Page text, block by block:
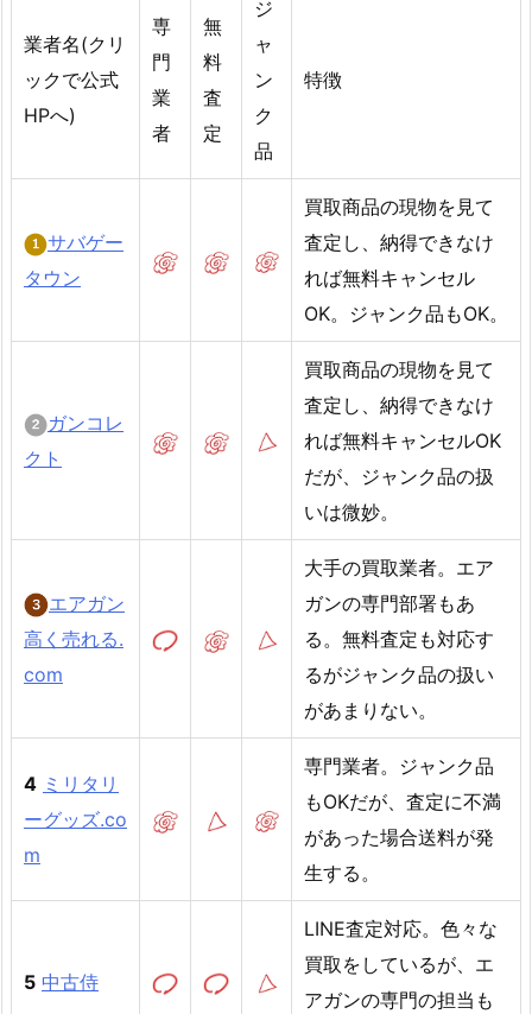
業者名(クリ
ックで公式
HPへ)
専
門
業
者
無
料
査
定
ジ
ャ
ン
ク
品
特徴
サバゲー
タウン
買取商品の現物を見て
査定し、納得できなけ
れば無料キャンセル
OK。ジャンク品もOK。
ガンコレ
クト
買取商品の現物を見て
査定し、納得できなけ
れば無料キャンセルOK
だが、ジャンク品の扱
いは微妙。
エアガン
高く売れる.
com
大手の買取業者。エア
ガンの専門部署もあ
る。無料査定も対応す
るがジャンク品の扱い
があまりない。
4 ミリタリ
ーグッズ.co
m
専門業者。ジャンク品
もOKだが、査定に不満
があった場合送料が発
生する。
5 中古侍
LINE査定対応。色々な
買取をしているが、エ
アガンの専門の担当も